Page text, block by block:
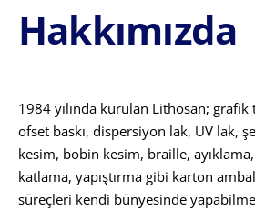
Hakkımızda
1984 yılında kurulan Lithosan; grafik
ofset baskı, dispersiyon lak, UV lak,
kesim, bobin kesim, braille,
katlama, yapıştırma gibi karton
süreçleri kendi bünyesinde